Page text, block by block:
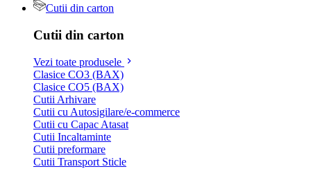
Cutii din carton
Cutii din carton
Vezi toate produsele
Clasice CO3 (BAX)
Clasice CO5 (BAX)
Cutii Arhivare
Cutii cu Autosigilare/e-commerce
Cutii cu Capac Atasat
Cutii Incaltaminte
Cutii preformare
Cutii Transport Sticle